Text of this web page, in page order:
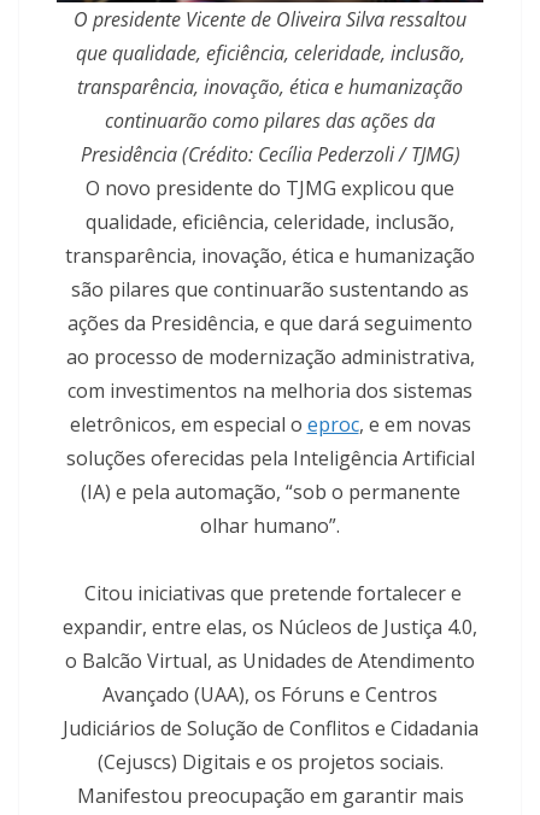
O presidente Vicente de Oliveira Silva ressaltou
que qualidade, eficiência, celeridade, inclusão,
transparência, inovação, ética e humanização
continuarão como pilares das ações da
Presidência (Crédito: Cecília Pederzoli / TJMG)
O novo presidente do TJMG explicou que
qualidade, eficiência, celeridade, inclusão,
transparência, inovação, ética e humanização
são pilares que continuarão sustentando as
ações da Presidência, e que dará seguimento
ao processo de modernização administrativa,
com investimentos na melhoria dos sistemas
eletrônicos, em especial o eproc, e em novas
soluções oferecidas pela Inteligência Artificial
(IA) e pela automação, “sob o permanente
olhar humano”.
Citou iniciativas que pretende fortalecer e
expandir, entre elas, os Núcleos de Justiça 4.0,
o Balcão Virtual, as Unidades de Atendimento
Avançado (UAA), os Fóruns e Centros
Judiciários de Solução de Conflitos e Cidadania
(Cejuscs) Digitais e os projetos sociais.
Manifestou preocupação em garantir mais